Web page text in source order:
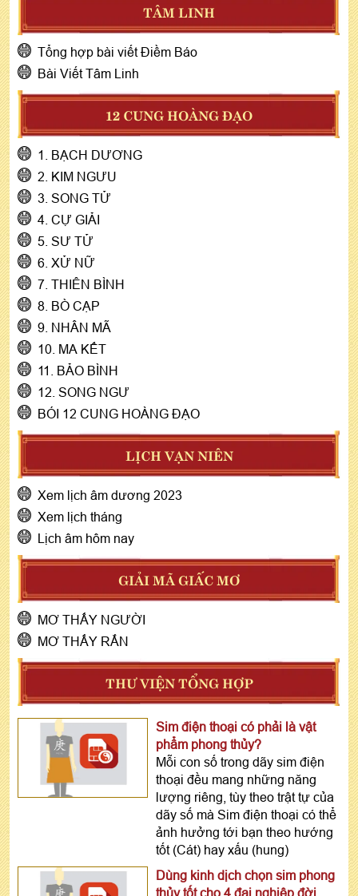
TÂM LINH
Tổng hợp bài viết Điềm Báo
Bài Viết Tâm Linh
12 CUNG HOÀNG ĐẠO
1. BẠCH DƯƠNG
2. KIM NGƯU
3. SONG TỬ
4. CỰ GIẢI
5. SƯ TỬ
6. XỬ NỮ
7. THIÊN BÌNH
8. BÒ CẠP
9. NHÂN MÃ
10. MA KẾT
11. BẢO BÌNH
12. SONG NGƯ
BÓI 12 CUNG HOÀNG ĐẠO
LỊCH VẠN NIÊN
Xem lịch âm dương 2023
Xem lịch tháng
Lịch âm hôm nay
GIẢI MÃ GIẤC MƠ
MƠ THẤY NGƯỜI
MƠ THẤY RẮN
THƯ VIỆN TỔNG HỢP
Sim điện thoại có phải là vật
phẩm phong thủy?
Mỗi con số trong dãy sim điện
thoại đều mang những năng
lượng riêng, tùy theo trật tự của
dãy số mà Sim điện thoại có thể
ảnh hưởng tới bạn theo hướng
tốt (Cát) hay xấu (hung)
Dùng kinh dịch chọn sim phong
thủy tốt cho 4 đại nghiệp đời